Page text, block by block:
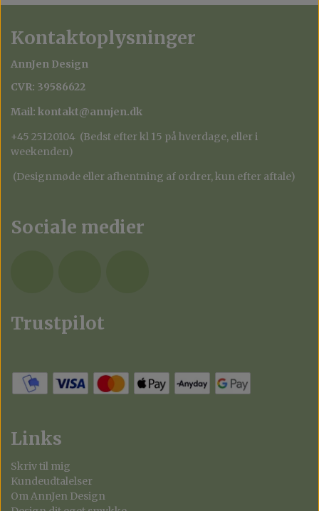
Kontaktoplysninger
AnnJen Design
CVR: 39586622
Mail: kontakt@annjen.dk
+45 25120104 (Bedst efter kl 15 på hverdage, eller i
weekenden)
(Designmøde eller afhentning af ordrer, kun efter aftale)
Sociale medier
Trustpilot
Links
Skriv til mig
Kundeudtalelser
Om AnnJen Design